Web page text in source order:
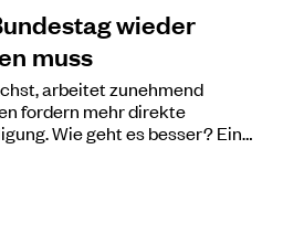
wieder
muss
arbeitet zunehmend
fordern mehr direkte
Wie geht es besser? Ein…